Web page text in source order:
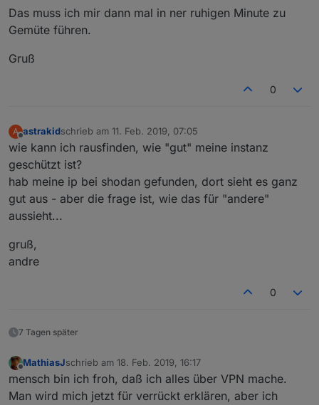
Das muss ich mir dann mal in ner ruhigen Minute zu
Gemüte führen.
Gruß
0
A
Offline
astrakidschrieb am 11. Feb. 2019, 07:05
zuletzt editiert von
wie kann ich rausfinden, wie "gut" meine instanz
geschützt ist?
hab meine ip bei shodan gefunden, dort sieht es ganz
gut aus - aber die frage ist, wie das für "andere"
aussieht...
gruß,
andre
0
7 Tagen später
Offline
MathiasJschrieb am 18. Feb. 2019, 16:17
zuletzt editiert von
mensch bin ich froh, daß ich alles über VPN mache.
Man wird mich jetzt für verrückt erklären, aber ich